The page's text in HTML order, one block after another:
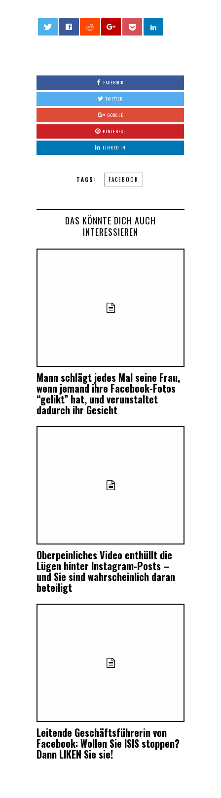
FACEBOOK
TWITTER
GOOGLE
PINTEREST
LINKED IN
TAGS: FACEBOOK
DAS KÖNNTE DICH AUCH
INTERESSIEREN
Mann schlägt jedes Mal seine Frau,
wenn jemand ihre Facebook-Fotos
“gelikt” hat, und verunstaltet
dadurch ihr Gesicht
Oberpeinliches Video enthüllt die
Lügen hinter Instagram-Posts –
und Sie sind wahrscheinlich daran
beteiligt
Leitende Geschäftsführerin von
Facebook: Wollen Sie ISIS stoppen?
Dann LIKEN Sie sie!